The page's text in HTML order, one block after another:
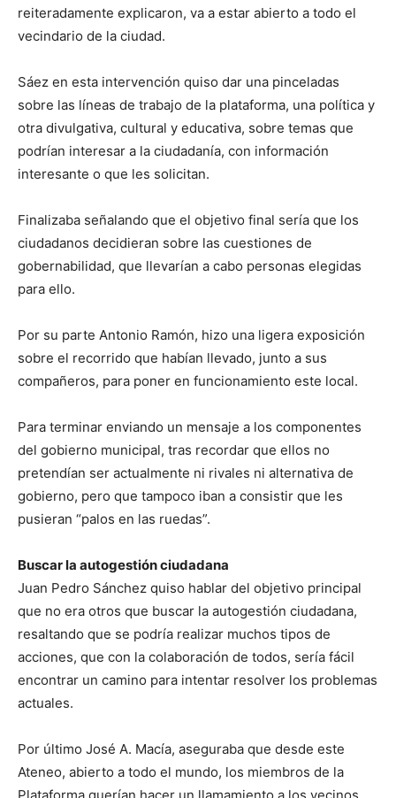
reiteradamente explicaron, va a estar abierto a todo el
vecindario de la ciudad.
Sáez en esta intervención quiso dar una pinceladas
sobre las líneas de trabajo de la plataforma, una política y
otra divulgativa, cultural y educativa, sobre temas que
podrían interesar a la ciudadanía, con información
interesante o que les solicitan.
Finalizaba señalando que el objetivo final sería que los
ciudadanos decidieran sobre las cuestiones de
gobernabilidad, que llevarían a cabo personas elegidas
para ello.
Por su parte Antonio Ramón, hizo una ligera exposición
sobre el recorrido que habían llevado, junto a sus
compañeros, para poner en funcionamiento este local.
Para terminar enviando un mensaje a los componentes
del gobierno municipal, tras recordar que ellos no
pretendían ser actualmente ni rivales ni alternativa de
gobierno, pero que tampoco iban a consistir que les
pusieran “palos en las ruedas”.
Buscar la autogestión ciudadana
Juan Pedro Sánchez quiso hablar del objetivo principal
que no era otros que buscar la autogestión ciudadana,
resaltando que se podría realizar muchos tipos de
acciones, que con la colaboración de todos, sería fácil
encontrar un camino para intentar resolver los problemas
actuales.
Por último José A. Macía, aseguraba que desde este
Ateneo, abierto a todo el mundo, los miembros de la